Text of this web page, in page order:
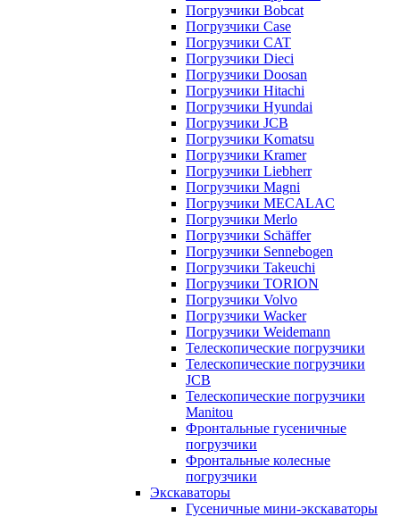
Погрузчики Bobcat
Погрузчики Case
Погрузчики CAT
Погрузчики Dieci
Погрузчики Doosan
Погрузчики Hitachi
Погрузчики Hyundai
Погрузчики JCB
Погрузчики Komatsu
Погрузчики Kramer
Погрузчики Liebherr
Погрузчики Magni
Погрузчики MECALAC
Погрузчики Merlo
Погрузчики Schäffer
Погрузчики Sennebogen
Погрузчики Takeuchi
Погрузчики TORION
Погрузчики Volvo
Погрузчики Wacker
Погрузчики Weidemann
Телескопические погрузчики
Телескопические погрузчики
JCB
Телескопические погрузчики
Manitou
Фронтальные гусеничные
погрузчики
Фронтальные колесные
погрузчики
Экскаваторы
Гусеничные мини-экскаваторы